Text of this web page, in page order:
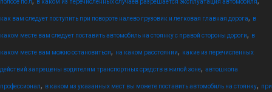
полосе по л в каком из перечисленных случаев разрешается эксплуатация автомобиля
как вам следует поступить при повороте налево грузовик и легковая главная дорога, в
каком месте вам следует поставить автомобиль на стоянку с правой стороны дороги, в
каком месте вам можно остановиться, на каком расстоянии, какие из перечисленных
действий запрещены водителям транспортных средств в жилой зоне, автошкола
профессионал, в каком из указанных мест вы можете поставить автомобиль на стоянку, при